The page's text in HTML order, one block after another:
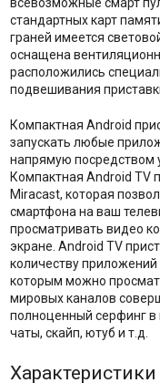
стандартных карт
граней имеется
оснащена
расположились
подвешивания
Компактная Android
запускать любые
напрямую посредством
Компактная Android TV
Miracast, которая
смартфона на ваш
просматривать видео
экране. Android TV
количеству
которым можно
мировых каналов
полноценный серфинг в
чаты, скайп, ютуб и т.д.